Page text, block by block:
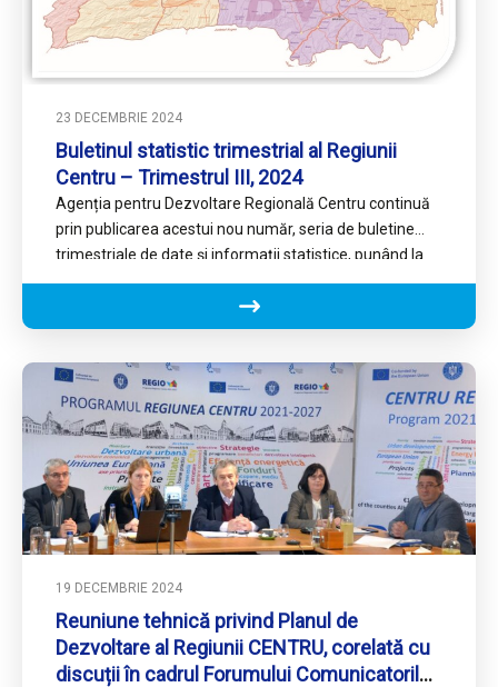
23 DECEMBRIE 2024
Buletinul statistic trimestrial al Regiunii
Centru – Trimestrul III, 2024
Agenția pentru Dezvoltare Regională Centru continuă
prin publicarea acestui nou număr, seria de buletine
trimestriale de date și informații statistice, punând la
dispoziția autorităților publice…
19 DECEMBRIE 2024
Reuniune tehnică privind Planul de
Dezvoltare al Regiunii CENTRU, corelată cu
discuții în cadrul Forumului Comunicatorilor